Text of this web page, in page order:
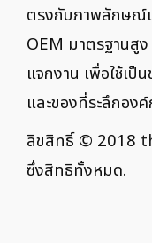
ตรงกับภาพลักษณ์แ
OEM มาตรฐานสูง
แจกงาน เพื่อใช้เ
และของที่ระลึกอง
ลิขสิทธิ์ © 2018
ซึ่งสิทธิทั้งหมด.